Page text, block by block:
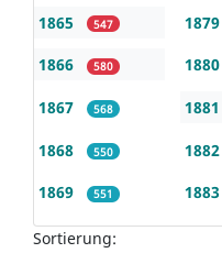
1865 547
1866 580
1867 568
1868 550
1869 551
1879
1880
1881
1882
1883
Sortierung: